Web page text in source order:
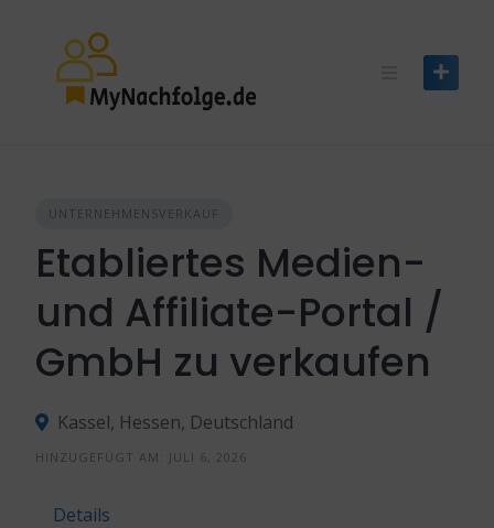
content
UNTERNEHMENSVERKAUF
Etabliertes Medien-
und Affiliate-Portal /
GmbH zu verkaufen
Kassel, Hessen, Deutschland
HINZUGEFÜGT AM: JULI 6, 2026
Details